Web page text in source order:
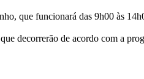
que funcionará das 9h00 às
decorrerão de acordo com a